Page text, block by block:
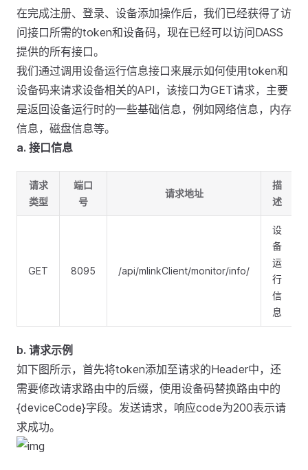
在完成注册、登录、设备添加操作后，我们已经获得了访
问接口所需的token和设备码，现在已经可以访问DASS
提供的所有接口。
我们通过调用设备运行信息接口来展示如何使用token和
设备码来请求设备相关的API，该接口为GET请求，主要
是返回设备运行时的一些基础信息，例如网络信息，内存
信息，磁盘信息等。
a. 接口信息
请求
类型
端口
号
请求地址
描
述
GET 8095 /api/mlinkClient/monitor/info/
设
备
运
行
信
息
b. 请求示例
如下图所示，首先将token添加至请求的Header中，还
需要修改请求路由中的后缀，使用设备码替换路由中的
{deviceCode}字段。发送请求，响应code为200表示请
求成功。